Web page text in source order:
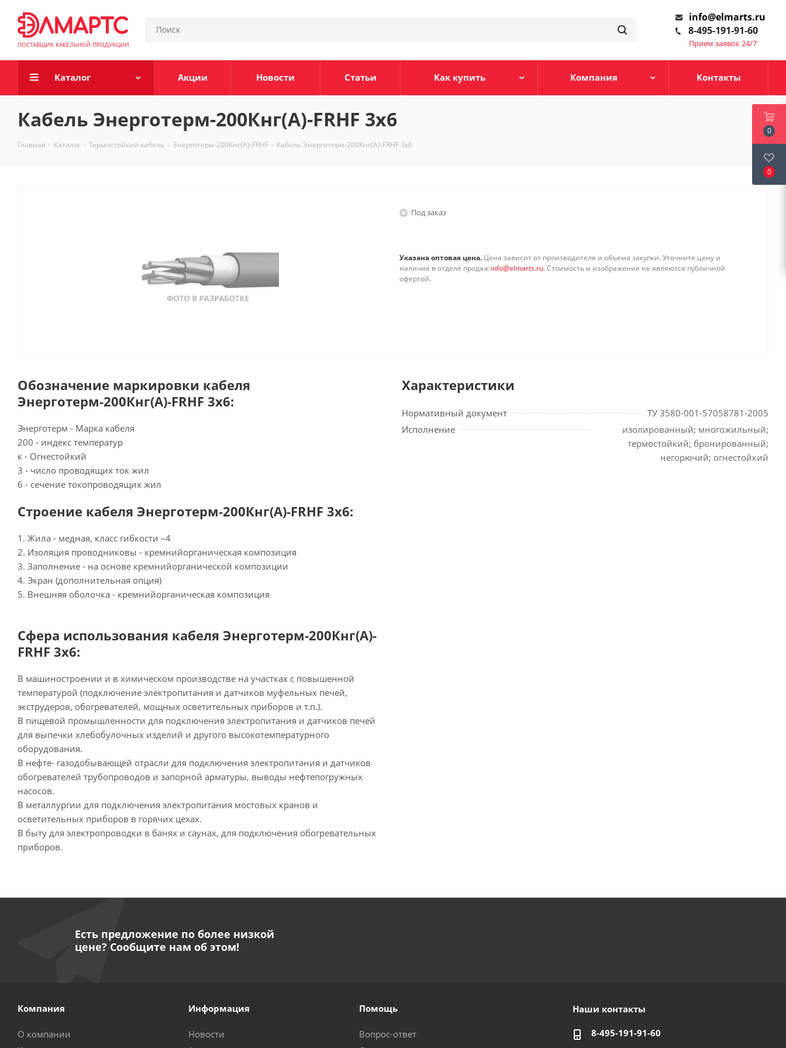
ПОСТАВЩИК КАБЕЛЬНОЙ ПРОДУКЦИИ
info@elmarts.ru
8-495-191-91-60
Прием заявок 24/7
Каталог Акции Новости Статьи Как купить Компания Контакты
Кабель Энерготерм-200Кнг(А)-FRHF 3х6
Главная - Каталог - Термостойкий кабель - Энерготерм-200Кнг(А)-FRHF - Кабель Энерготерм-200Кнг(А)-FRHF 3х6
Под заказ
Указана оптовая цена. Цена зависит от производителя и объема закупки. Уточните цену и
наличие в отделе продаж info@elmarts.ru. Стоимость и изображение не являются публичной
офертой.
Обозначение маркировки кабеля
Энерготерм-200Кнг(А)-FRHF 3х6:
Энерготерм - Марка кабеля
200 - индекс температур
к - Огнестойкий
3 - число проводящих ток жил
6 - сечение токопроводящих жил
Строение кабеля Энерготерм-200Кнг(А)-FRHF 3х6:
1. Жила - медная, класс гибкости –4
2. Изоляция проводниковы - кремнийорганическая композиция
3. Заполнение - на основе кремнийорганической композиции
4. Экран (дополнительная опция)
5. Внешняя оболочка - кремнийорганическая композиция
Сфера использования кабеля Энерготерм-200Кнг(А)-
FRHF 3х6:
В машиностроении и в химическом производстве на участках с повышенной
температурой (подключение электропитания и датчиков муфельных печей,
экструдеров, обогревателей, мощных осветительных приборов и т.п.).
В пищевой промышленности для подключения электропитания и датчиков печей
для выпечки хлебобулочных изделий и другого высокотемпературного
оборудования.
В нефте- газодобывающей отрасли для подключения электропитания и датчиков
обогревателей трубопроводов и запорной арматуры, выводы нефтепогружных
насосов.
В металлургии для подключения электропитания мостовых кранов и
осветительных приборов в горячих цехах.
В быту для электропроводки в банях и саунах, для подключения обогревательных
приборов.
Характеристики
Нормативный документ
ТУ 3580-001-57058781-2005
Исполнение
изолированный; многожильный;
термостойкий; бронированный;
негорючий; огнестойкий
Есть предложение по более низкой
цене? Сообщите нам об этом!
Компания
О компании
Информация
Новости
Помощь
Вопрос-ответ
Наши контакты
8-495-191-91-60
0
0